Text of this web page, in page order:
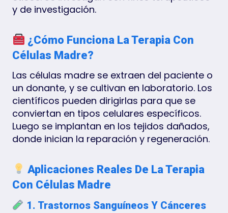
y de investigación.
¿Cómo Funciona La Terapia Con
Células Madre?
Las células madre se extraen del paciente o
un donante, y se cultivan en laboratorio. Los
científicos pueden dirigirlas para que se
conviertan en tipos celulares específicos.
Luego se implantan en los tejidos dañados,
donde inician la reparación y regeneración.
Aplicaciones Reales De La Terapia
Con Células Madre
1. Trastornos Sanguíneos Y Cánceres